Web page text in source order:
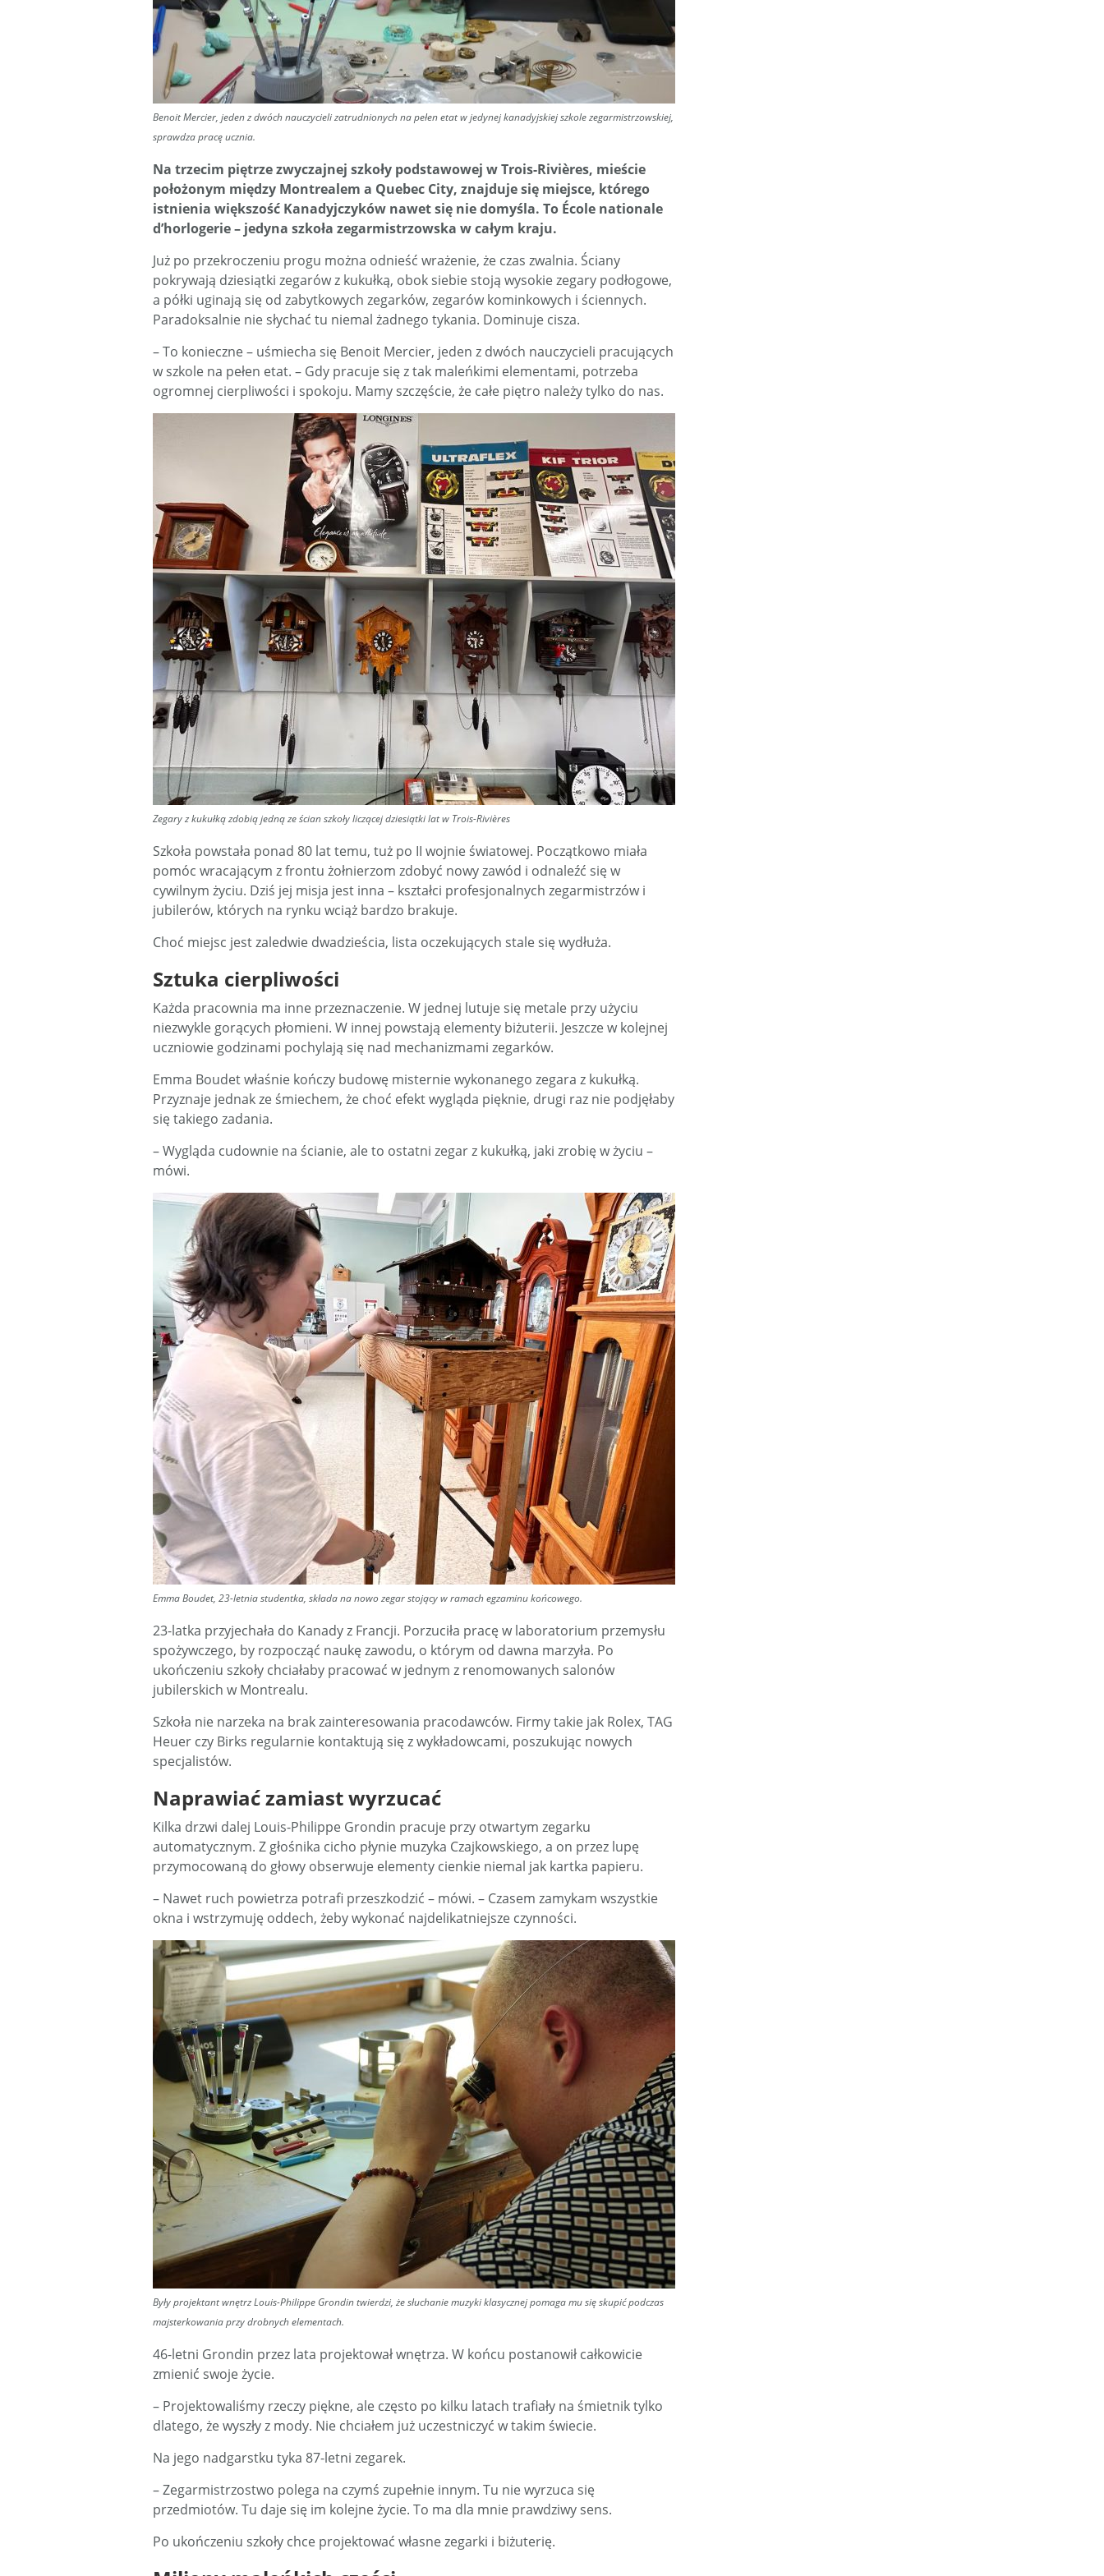
Benoit Mercier, jeden z dwóch nauczycieli zatrudnionych na pełen etat w jedynej kanadyjskiej szkole zegarmistrzowskiej,
sprawdza pracę ucznia.
Na trzecim piętrze zwyczajnej szkoły podstawowej w Trois-Rivières, mieście
położonym między Montrealem a Quebec City, znajduje się miejsce, którego
istnienia większość Kanadyjczyków nawet się nie domyśla. To École nationale
d’horlogerie – jedyna szkoła zegarmistrzowska w całym kraju.
Już po przekroczeniu progu można odnieść wrażenie, że czas zwalnia. Ściany
pokrywają dziesiątki zegarów z kukułką, obok siebie stoją wysokie zegary podłogowe,
a półki uginają się od zabytkowych zegarków, zegarów kominkowych i ściennych.
Paradoksalnie nie słychać tu niemal żadnego tykania. Dominuje cisza.
– To konieczne – uśmiecha się Benoit Mercier, jeden z dwóch nauczycieli pracujących
w szkole na pełen etat. – Gdy pracuje się z tak maleńkimi elementami, potrzeba
ogromnej cierpliwości i spokoju. Mamy szczęście, że całe piętro należy tylko do nas.
Zegary z kukułką zdobią jedną ze ścian szkoły liczącej dziesiątki lat w Trois-Rivières
Szkoła powstała ponad 80 lat temu, tuż po II wojnie światowej. Początkowo miała
pomóc wracającym z frontu żołnierzom zdobyć nowy zawód i odnaleźć się w
cywilnym życiu. Dziś jej misja jest inna – kształci profesjonalnych zegarmistrzów i
jubilerów, których na rynku wciąż bardzo brakuje.
Choć miejsc jest zaledwie dwadzieścia, lista oczekujących stale się wydłuża.
Sztuka cierpliwości
Każda pracownia ma inne przeznaczenie. W jednej lutuje się metale przy użyciu
niezwykle gorących płomieni. W innej powstają elementy biżuterii. Jeszcze w kolejnej
uczniowie godzinami pochylają się nad mechanizmami zegarków.
Emma Boudet właśnie kończy budowę misternie wykonanego zegara z kukułką.
Przyznaje jednak ze śmiechem, że choć efekt wygląda pięknie, drugi raz nie podjęłaby
się takiego zadania.
– Wygląda cudownie na ścianie, ale to ostatni zegar z kukułką, jaki zrobię w życiu –
mówi.
Emma Boudet, 23-letnia studentka, składa na nowo zegar stojący w ramach egzaminu końcowego.
23-latka przyjechała do Kanady z Francji. Porzuciła pracę w laboratorium przemysłu
spożywczego, by rozpocząć naukę zawodu, o którym od dawna marzyła. Po
ukończeniu szkoły chciałaby pracować w jednym z renomowanych salonów
jubilerskich w Montrealu.
Szkoła nie narzeka na brak zainteresowania pracodawców. Firmy takie jak Rolex, TAG
Heuer czy Birks regularnie kontaktują się z wykładowcami, poszukując nowych
specjalistów.
Naprawiać zamiast wyrzucać
Kilka drzwi dalej Louis-Philippe Grondin pracuje przy otwartym zegarku
automatycznym. Z głośnika cicho płynie muzyka Czajkowskiego, a on przez lupę
przymocowaną do głowy obserwuje elementy cienkie niemal jak kartka papieru.
– Nawet ruch powietrza potrafi przeszkodzić – mówi. – Czasem zamykam wszystkie
okna i wstrzymuję oddech, żeby wykonać najdelikatniejsze czynności.
Były projektant wnętrz Louis-Philippe Grondin twierdzi, że słuchanie muzyki klasycznej pomaga mu się skupić podczas
majsterkowania przy drobnych elementach.
46-letni Grondin przez lata projektował wnętrza. W końcu postanowił całkowicie
zmienić swoje życie.
– Projektowaliśmy rzeczy piękne, ale często po kilku latach trafiały na śmietnik tylko
dlatego, że wyszły z mody. Nie chciałem już uczestniczyć w takim świecie.
Na jego nadgarstku tyka 87-letni zegarek.
– Zegarmistrzostwo polega na czymś zupełnie innym. Tu nie wyrzuca się
przedmiotów. Tu daje się im kolejne życie. To ma dla mnie prawdziwy sens.
Po ukończeniu szkoły chce projektować własne zegarki i biżuterię.